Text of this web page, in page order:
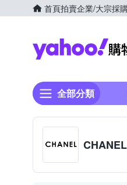
首頁拍賣企業/大宗採
全部分類